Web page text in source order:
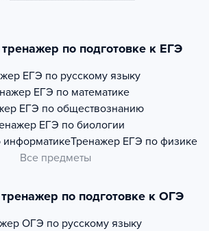
по подготовке к ЕГЭ
ЕГЭ по русскому языку
ЕГЭ по математике
ЕГЭ по обществознанию
ЕГЭ по биологии
информатикеТренажер ЕГЭ по физике
Все предметы
по подготовке к ОГЭ
ОГЭ по русскому языку